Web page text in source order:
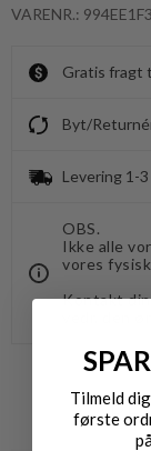
VARENR.:
Gratis fragt
Byt/
Levering 1-
OBS.
Ikke alle
vores
Kontakt
Tilmeld
første